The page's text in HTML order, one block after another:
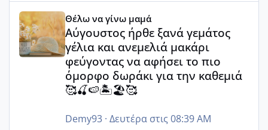
Αύγουστος ήρθε ξανά γεμάτος γέλια και ανεμελιά
Θέλω να γίνω μαμά
Αύγουστος ήρθε ξανά γεμάτος
γέλια και ανεμελιά μακάρι
φεύγοντας να αφήσει το πιο
όμορφο δωράκι για την καθεμιά
🥰🍒🍉🏝️🏖️🥰
Demy93· Δευτέρα στις 08:39 AM